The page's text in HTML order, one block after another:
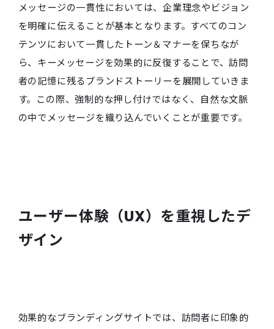
メッセージの一貫性においては、企業理念やビジョン
を明確に伝えることが基本となります。すべてのコン
テンツにおいて一貫したトーン＆マナーを保ちなが
ら、キーメッセージを効果的に反復することで、訪問
者の記憶に残るブランドストーリーを展開していきま
す。この際、強制的な押し付けではなく、自然な文脈
の中でメッセージを織り込んでいくことが重要です。
ユーザー体験（UX）を重視したデ
ザイン
効果的なブランディングサイトでは、訪問者に印象的